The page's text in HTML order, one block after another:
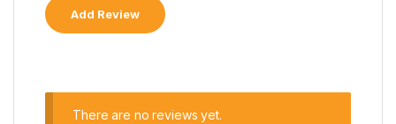
There are no reviews yet.